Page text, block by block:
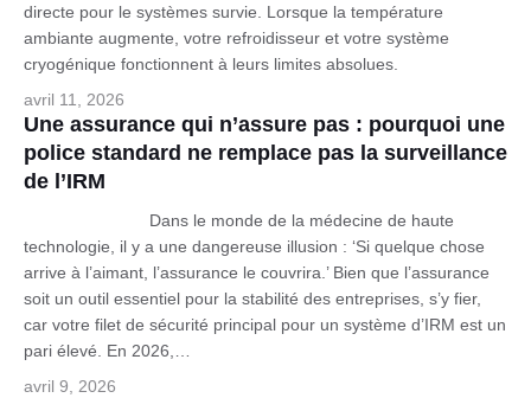
directe pour le systèmes survie. Lorsque la température
ambiante augmente, votre refroidisseur et votre système
cryogénique fonctionnent à leurs limites absolues.
avril 11, 2026
Une assurance qui n’assure pas : pourquoi une
police standard ne remplace pas la surveillance
de l’IRM
Dans le monde de la médecine de haute
technologie, il y a une dangereuse illusion : ‘Si quelque chose
arrive à l’aimant, l’assurance le couvrira.’ Bien que l’assurance
soit un outil essentiel pour la stabilité des entreprises, s’y fier,
car votre filet de sécurité principal pour un système d’IRM est un
pari élevé. En 2026,…
avril 9, 2026